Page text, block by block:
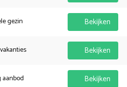
gezin Bekijken
Bekijken
Bekijken